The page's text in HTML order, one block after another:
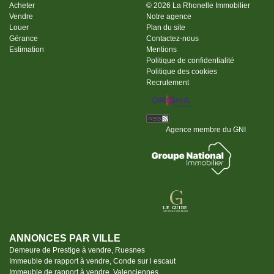
intégralement à la charge des vendeurs.
Acheter
Vendre
Louer
Gérance
Estimation
© 2026 La Rhonelle Immobilier
Notre agence
Plan du site
Contactez-nous
Mentions
Politique de confidentialité
Politique des cookies
Recrutement
Agence membre du GNI
ANNONCES PAR VILLE
Demeure de Prestige à vendre, Ruesnes
Immeuble de rapport à vendre, Conde sur l escaut